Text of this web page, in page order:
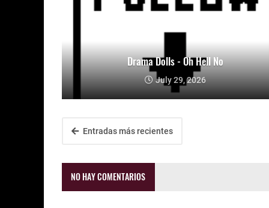
Drama Dolls - Oh Hell No
July 29, 2026
Entradas más recientes
NO HAY COMENTARIOS